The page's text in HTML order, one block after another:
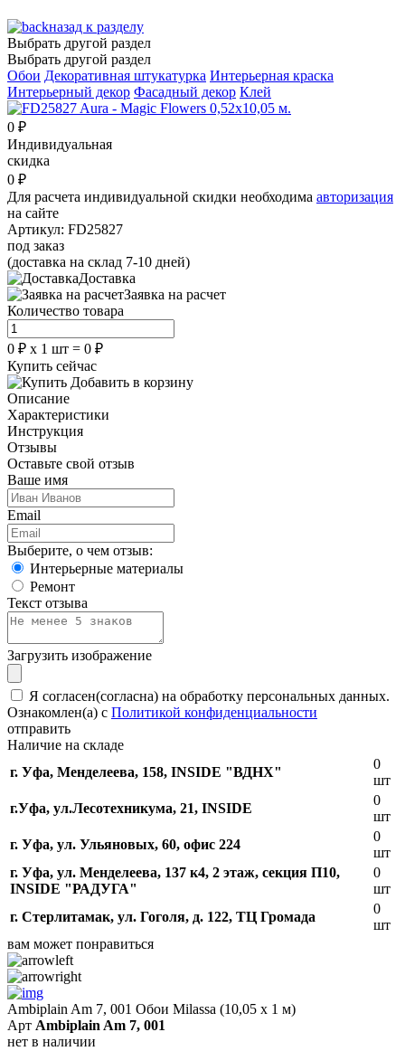
назад к разделу
Выбрать другой раздел
Выбрать другой раздел
Обои Декоративная штукатурка Интерьерная краска
Интерьерный декор Фасадный декор Клей
0 ₽
Индивидуальная
скидка
0 ₽
Для расчета индивидуальной скидки необходима авторизация
на сайте
Артикул: FD25827
под заказ
(доставка на склад 7-10 дней)
Доставка
Заявка на расчет
Количество товара
0 ₽ х 1 шт = 0 ₽
Купить сейчас
Добавить в корзину
Описание
Характеристики
Инструкция
Отзывы
Оставьте свой отзыв
Ваше имя
Email
Выберите, о чем отзыв:
Интерьерные материалы
Ремонт
Текст отзыва
Загрузить изображение
Я согласен(согласна) на обработку персональных данных.
Ознакомлен(а) с Политикой конфиденциальности
отправить
Наличие на складе
г. Уфа, Менделеева, 158, INSIDE "ВДНХ"
0
шт
г.Уфа, ​ул.Лесотехникума, 21, INSIDE
0
шт
г. Уфа, ул. Ульяновых, 60, офис 224
0
шт
г. Уфа, ул. Менделеева, 137 к4, ​2 этаж, секция П10,
INSIDE "РАДУГА"
0
шт
г. Стерлитамак, ул. Гоголя, д. 122, ТЦ Громада
0
шт
вам может понравиться
Ambiplain Am 7, 001 Обои Milassa (10,05 х 1 м)
Арт Ambiplain Am 7, 001
нет в наличии